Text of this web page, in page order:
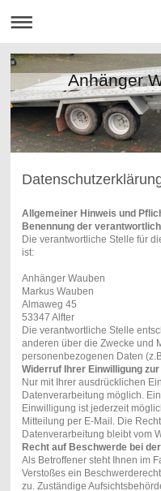
Anhänger
Allgemeiner Hinweis und
Benennung der
Die verantwortliche Stelle für
ist:
Anhänger Wauben
Markus Wauben
Almaweg 45
53347 Alfter
Die verantwortliche Stelle
anderen über die Zwecke und
personenbezogenen Daten
Widerruf Ihrer Einwilligung
Nur mit Ihrer ausdrücklichen
Datenverarbeitung möglich.
Einwilligung ist jederzeit
Mitteilung per E-Mail. Die
Datenverarbeitung bleibt vom
Recht auf Beschwerde bei
Als Betroffener steht Ihnen im
Verstoßes ein
zu. Zuständige